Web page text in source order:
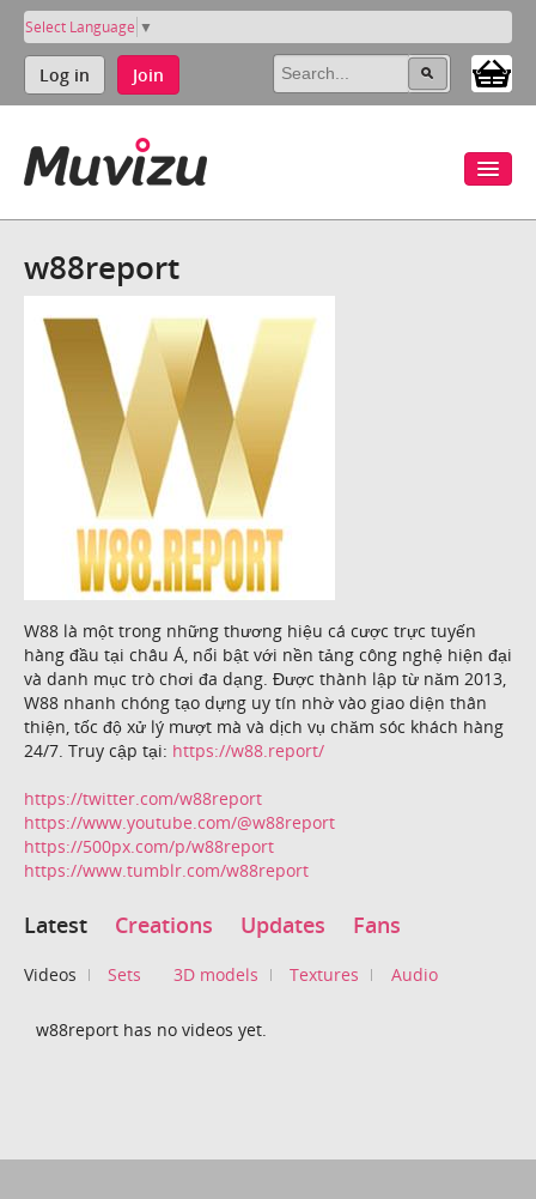
Select Language ▼
Log in Join
w88report
W88 là một trong những thương hiệu cá cược trực tuyến
hàng đầu tại châu Á, nổi bật với nền tảng công nghệ hiện đại
và danh mục trò chơi đa dạng. Được thành lập từ năm 2013,
W88 nhanh chóng tạo dựng uy tín nhờ vào giao diện thân
thiện, tốc độ xử lý mượt mà và dịch vụ chăm sóc khách hàng
24/7. Truy cập tại: https://w88.report/
https://twitter.com/w88report
https://www.youtube.com/@w88report
https://500px.com/p/w88report
https://www.tumblr.com/w88report
Latest Creations Updates Fans
Videos Sets 3D models Textures Audio
w88report has no videos yet.